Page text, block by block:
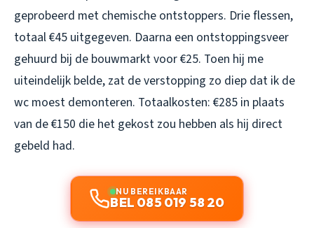
geprobeerd met chemische ontstoppers. Drie flessen,
totaal €45 uitgegeven. Daarna een ontstoppingsveer
gehuurd bij de bouwmarkt voor €25. Toen hij me
uiteindelijk belde, zat de verstopping zo diep dat ik de
wc moest demonteren. Totaalkosten: €285 in plaats
van de €150 die het gekost zou hebben als hij direct
gebeld had.
NU BEREIKBAAR
BEL 085 019 58 20